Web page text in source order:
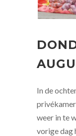
In de
weer in te
vorige dag